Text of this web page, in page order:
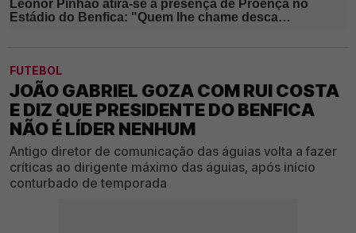
FUTEBOL
JOÃO GABRIEL GOZA COM RUI COSTA
E DIZ QUE PRESIDENTE DO BENFICA
NÃO É LÍDER NENHUM
Antigo diretor de comunicação das águias volta a fazer
críticas ao dirigente máximo das águias, após início
conturbado de temporada